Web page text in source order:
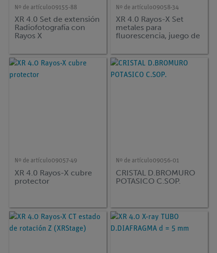
Nº de artículo09155-88
XR 4.0 Set de extensión
Radiofotografía con
Rayos X
Nº de artículo09058-34
XR 4.0 Rayos-X Set
metales para
fluorescencia, juego de
Nº de artículo09057-49
XR 4.0 Rayos-X cubre
protector
Nº de artículo09056-01
CRISTAL D.BROMURO
POTASICO C.SOP.